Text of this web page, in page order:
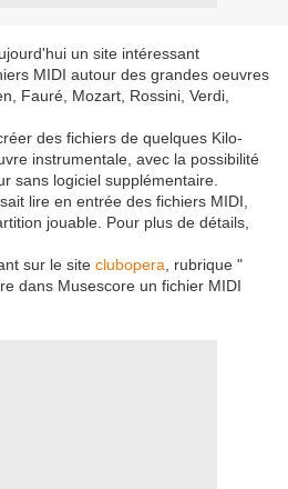
un site intéressant
MIDI autour des grandes oeuvres
Fauré, Mozart, Rossini, Verdi,
des fichiers de quelques Kilo-
instrumentale, avec la possibilité
sans logiciel supplémentaire.
lire en entrée des fichiers MIDI,
jouable. Pour plus de détails,
sur le site clubopera , rubrique "
dans Musescore un fichier MIDI